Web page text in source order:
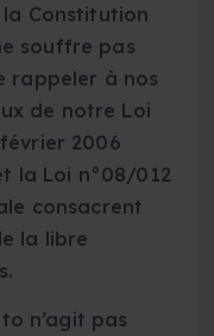
la Constitution
souffre pas
rappeler à nos
de notre Loi
2006
la Loi n°08/012
consacrent
la libre
n’agit pas